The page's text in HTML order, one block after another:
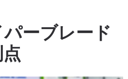
ーブレード